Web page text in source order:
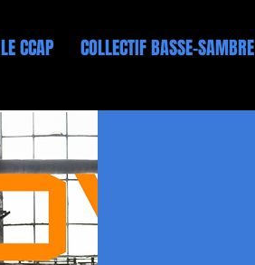
LE CCAP COLLECTIF BASSE-SAMBRE